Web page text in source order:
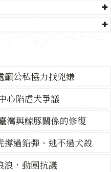
籲公私協力找兇嫌
心陷虐犬爭議
灣與鯨豚關係的修復
撐過鉛彈、逃不過犬殺
浪，動團抗議